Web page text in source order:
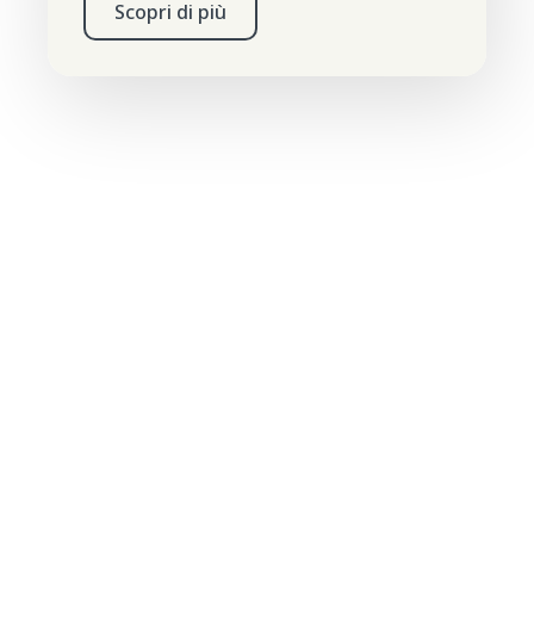
Scopri di più